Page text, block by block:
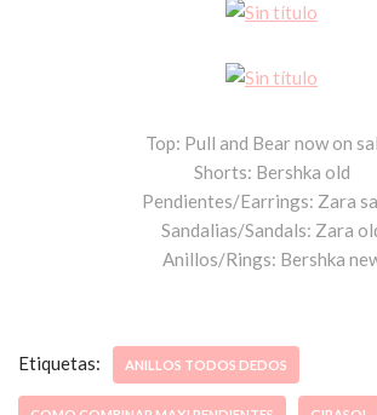
Top: Pull and Bear now on
Shorts: Bershka old
Pendientes/Earrings: Zara
Sandalias/Sandals: Zara
Anillos/Rings: Bershka
Etiquetas: ANILLOS TODOS DEDOS